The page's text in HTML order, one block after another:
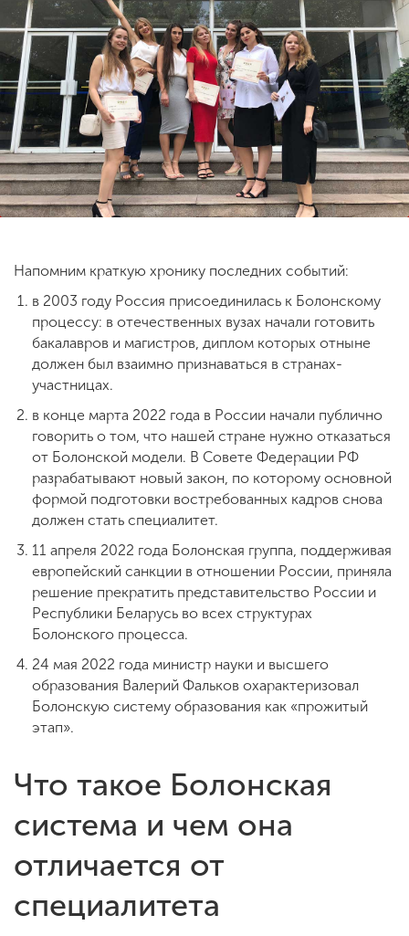
ENG SPN CHI
Приемная
комиссия
+7 (831) 262-26-20
Напомним краткую хронику последних событий:
в 2003 году Россия присоединилась к Болонскому
процессу: в отечественных вузах начали готовить
бакалавров и магистров, диплом которых отныне
должен был взаимно признаваться в странах-
участницах.
в конце марта 2022 года в России начали публично
говорить о том, что нашей стране нужно отказаться
от Болонской модели. В Совете Федерации РФ
разрабатывают новый закон, по которому основной
формой подготовки востребованных кадров снова
должен стать специалитет.
11 апреля 2022 года Болонская группа, поддерживая
европейский санкции в отношении России, приняла
решение прекратить представительство России и
Республики Беларусь во всех структурах
Болонского процесса.
24 мая 2022 года министр науки и высшего
образования Валерий Фальков охарактеризовал
Болонскую систему образования как «прожитый
этап».
Что такое Болонская
система и чем она
отличается от
специалитета